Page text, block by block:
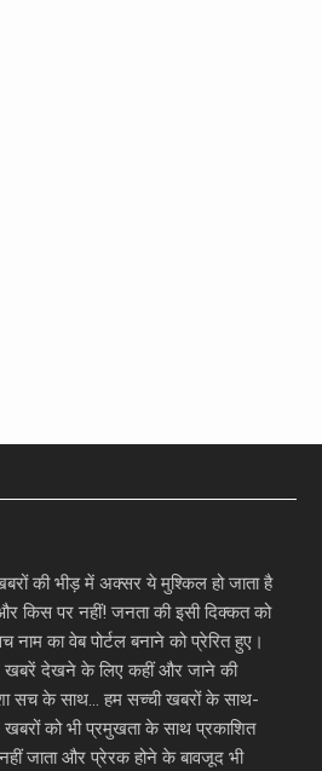
की भीड़ में अक्सर ये मुश्किल हो जाता है
किस पर नहीं! जनता की इसी दिक्कत को
का वेब पोर्टल बनाने को प्रेरित हुए।
देखने के लिए कहीं और जाने की
सच के साथ… हम सच्ची खबरों के साथ-
को भी प्रमुखता के साथ प्रकाशित
जाता और प्रेरक होने के बावजूद भी